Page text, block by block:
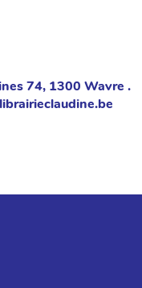
74, 1300 Wavre .